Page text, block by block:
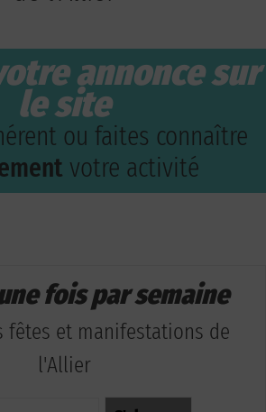
annonce sur
le site
ou faites connaître
votre activité
fois par semaine
fêtes et manifestations de
l'Allier